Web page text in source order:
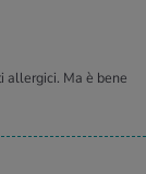
allergici. Ma è bene